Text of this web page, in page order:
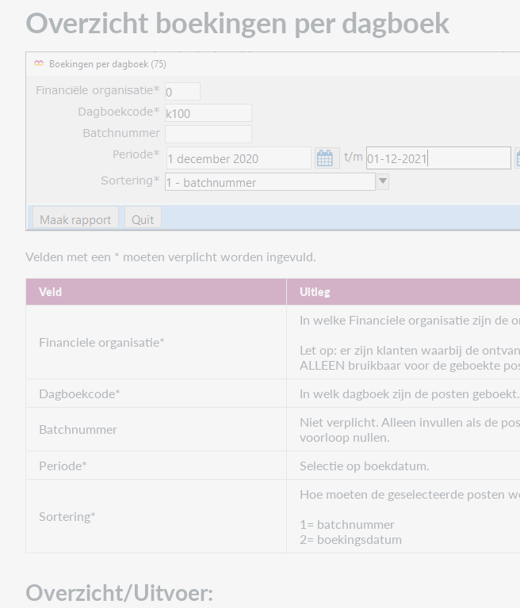
Overzicht boekingen per dagboek
Velden met een * moeten verplicht worden ingevuld.
Veld Uitleg
Financiele organisatie*
In welke Financiele organisatie zijn de
Let op: er zijn klanten waarbij de
ALLEEN bruikbaar voor de geboekte
Dagboekcode*
In welk dagboek zijn de posten geboekt.
Batchnummer
Niet verplicht. Alleen invullen als de
voorloop nullen.
Periode*
Selectie op boekdatum.
Sortering*
Hoe moeten de geselecteerde posten
1= batchnummer
2= boekingsdatum
Overzicht/Uitvoer: